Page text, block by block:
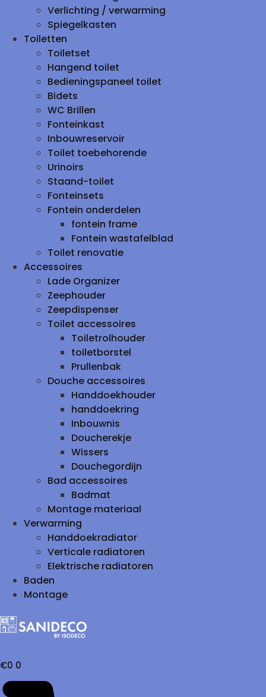
Verlichting / verwarming
Spiegelkasten
Toiletten
Toiletset
Hangend toilet
Bedieningspaneel toilet
Bidets
WC Brillen
Fonteinkast
Inbouwreservoir
Toilet toebehorende
Urinoirs
Staand-toilet
Fonteinsets
Fontein onderdelen
fontein frame
Fontein wastafelblad
Toilet renovatie
Accessoires
Lade Organizer
Zeephouder
Zeepdispenser
Toilet accessoires
Toiletrolhouder
toiletborstel
Prullenbak
Douche accessoires
Handdoekhouder
handdoekring
Inbouwnis
Doucherekje
Wissers
Douchegordijn
Bad accessoires
Badmat
Montage materiaal
Verwarming
Handdoekradiator
Verticale radiatoren
Elektrische radiatoren
Baden
Montage
€0 0